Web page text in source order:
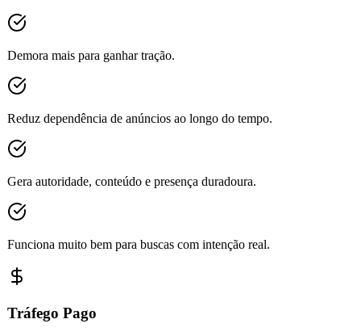
Demora mais para ganhar tração.
Reduz dependência de anúncios ao longo do tempo.
Gera autoridade, conteúdo e presença duradoura.
Funciona muito bem para buscas com intenção real.
Tráfego Pago